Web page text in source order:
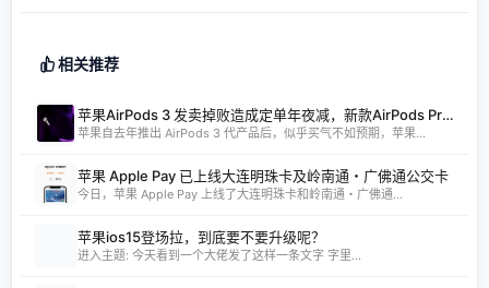
相关推荐
苹果AirPods 3 发卖掉败造成定单年夜减，新款AirPods Pro 将调剂
苹果自去年推出 AirPods 3 代产品后，似乎买气不如预期，苹果...
苹果 Apple Pay 已上线大连明珠卡及岭南通・广佛通公交卡
今日，苹果 Apple Pay 上线了大连明珠卡和岭南通・广佛通...
苹果ios15登场拉，到底要不要升级呢？
进入主题: 今天看到一个大佬发了这样一条文字 字里...